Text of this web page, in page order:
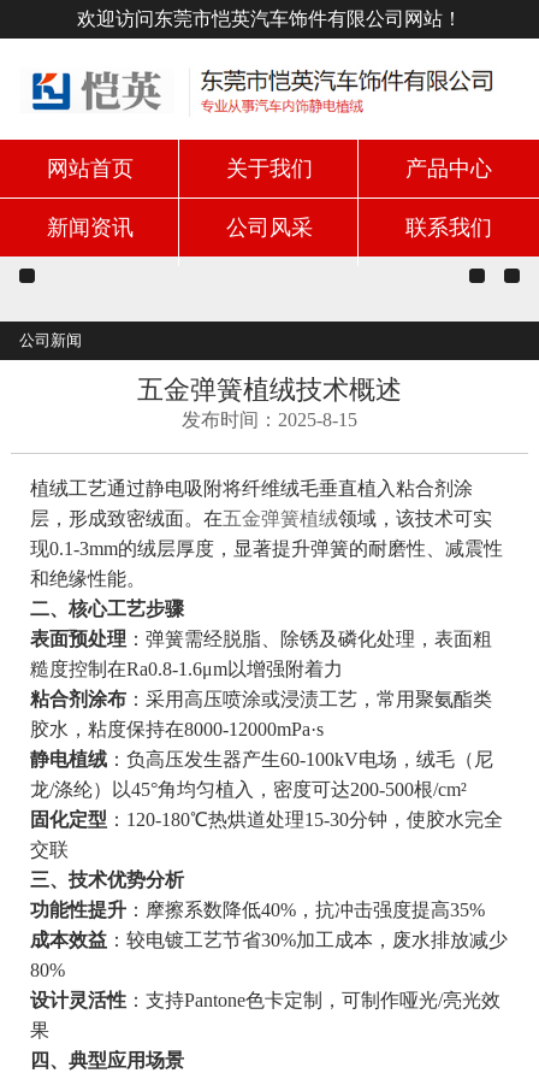
欢迎访问东莞市恺英汽车饰件有限公司网站！
网站首页 关于我们 产品中心
新闻资讯 公司风采 联系我们
公司新闻
五金弹簧植绒技术概述
发布时间：2025-8-15
植绒工艺通过静电吸附将纤维绒毛垂直植入粘合剂涂
层，形成致密绒面。在五金弹簧植绒领域，该技术可实
现0.1-3mm的绒层厚度，显著提升弹簧的耐磨性、减震性
和绝缘性能。
二、核心工艺步骤
表面预处理 ：弹簧需经脱脂、除锈及磷化处理，表面粗
糙度控制在Ra0.8-1.6μm以增强附着力
粘合剂涂布：采用高压喷涂或浸渍工艺，常用聚氨酯类
胶水，粘度保持在8000-12000mPa·s
静电植绒：负高压发生器产生60-100kV电场，绒毛（尼
龙/涤纶）以45°角均匀植入，密度可达200-500根/cm²
固化定型 ：120-180℃热烘道处理15-30分钟，使胶水完全
交联
三、技术优势分析
功能性提升：摩擦系数降低40%，抗冲击强度提高35%
成本效益：较电镀工艺节省30%加工成本，废水排放减少
80%
设计灵活性：支持Pantone色卡定制，可制作哑光/亮光效
果
四、典型应用场景